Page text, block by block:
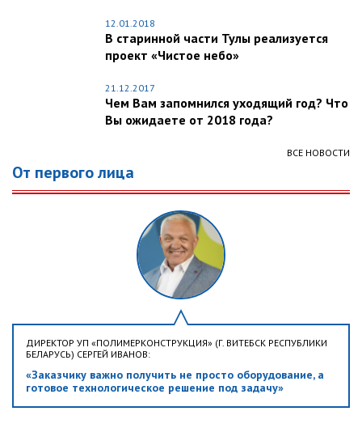
12.01.2018
В старинной части Тулы реализуется
проект «Чистое небо»
21.12.2017
Чем Вам запомнился уходящий год? Что
Вы ожидаете от 2018 года?
ВСЕ НОВОСТИ
От первого лица
ДИРЕКТОР УП «ПОЛИМЕРКОНСТРУКЦИЯ» (Г. ВИТЕБСК РЕСПУБЛИКИ
БЕЛАРУСЬ) СЕРГЕЙ ИВАНОВ:
«Заказчику важно получить не просто оборудование, а
готовое технологическое решение под задачу»